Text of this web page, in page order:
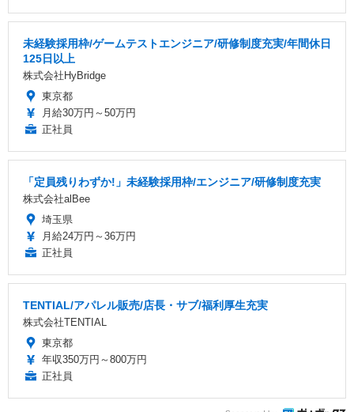
未経験採用枠/ゲームテストエンジニア/研修制度充実/年間休日
125日以上
株式会社HyBridge
東京都
月給30万円～50万円
正社員
「定員残りわずか!」未経験採用枠/エンジニア/研修制度充実
株式会社alBee
埼玉県
月給24万円～36万円
正社員
TENTIAL/アパレル販売/店長・サブ/福利厚生充実
株式会社TENTIAL
東京都
年収350万円～800万円
正社員